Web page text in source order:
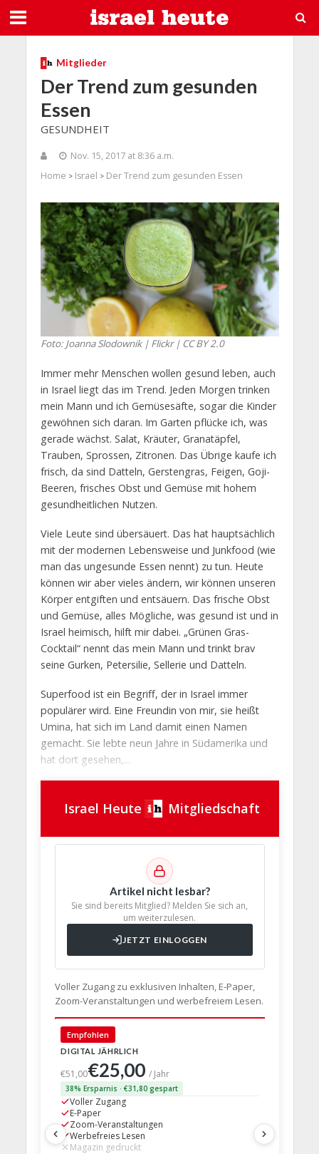
Mitglieder
Der Trend zum gesunden
Essen
GESUNDHEIT
Nov. 15, 2017 at 8:36 a.m.
Home > Israel > Der Trend zum gesunden Essen
Foto: Joanna Slodownik | Flickr | CC BY 2.0
Immer mehr Menschen wollen gesund leben, auch
in Israel liegt das im Trend. Jeden Morgen trinken
mein Mann und ich Gemüsesäfte, sogar die Kinder
gewöhnen sich daran. Im Garten pflücke ich, was
gerade wächst. Salat, Kräuter, Granatäpfel,
Trauben, Sprossen, Zitronen. Das Übrige kaufe ich
frisch, da sind Datteln, Gerstengras, Feigen, Goji-
Beeren, frisches Obst und Gemüse mit hohem
gesundheitlichen Nutzen.
Viele Leute sind übersäuert. Das hat hauptsächlich
mit der modernen Lebensweise und Junkfood (wie
man das ungesunde Essen nennt) zu tun. Heute
können wir aber vieles ändern, wir können unseren
Körper entgiften und entsäuern. Das frische Obst
und Gemüse, alles Mögliche, was gesund ist und in
Israel heimisch, hilft mir dabei. „Grünen Gras-
Cocktail“ nennt das mein Mann und trinkt brav
seine Gurken, Petersilie, Sellerie und Datteln.
Superfood ist ein Begriff, der in Israel immer
populärer wird. Eine Freundin von mir, sie heißt
Umina, hat sich im Land damit einen Namen
gemacht. Sie lebte neun Jahre in Südamerika und
hat dort gesehen,...
Israel Heute Mitgliedschaft
Artikel nicht lesbar?
Sie sind bereits Mitglied? Melden Sie sich an,
um weiterzulesen.
JETZT EINLOGGEN
Voller Zugang zu exklusiven Inhalten, E-Paper,
Zoom-Veranstaltungen und werbefreiem Lesen.
Empfohlen
DIGITAL JÄHRLICH
€51,00€25,00/ Jahr
38% Ersparnis · €31,80 gespart
Voller Zugang
E-Paper
Zoom-Veranstaltungen
Werbefreies Lesen
Magazin gedruckt